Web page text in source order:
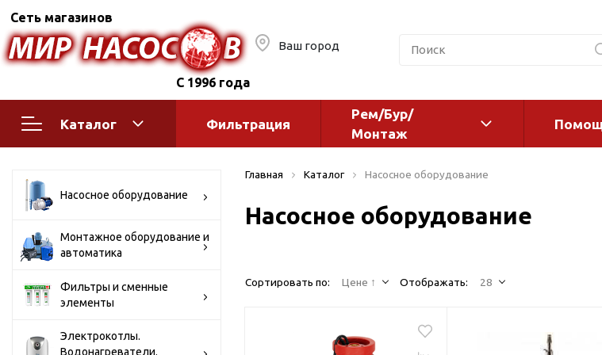
Сеть магазинов
С 1996 года
Ваш город
Каталог
Поверхностные насосы
Бытовые
Горизонтальные
многоступенчатые
многоступенчатые
моноблочные
Полив
водоснабжения
Оголовки и адаптеры
Фильтрация
Рем/Бур/
Монтаж
Насосное оборудование
Монтажное оборудование и
автоматика
Фильтры и сменные
элементы
Электрокотлы.
Водонагреватели.
Главная Каталог Насосное оборудование
Насосное оборудование
Сортировать по: Цене ↑ Отображать: 28